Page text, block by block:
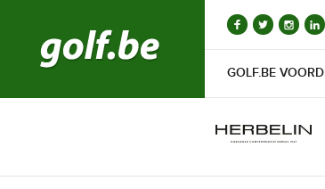
GOLF.BE